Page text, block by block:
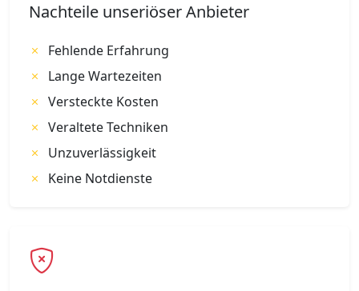
Nachteile unseriöser Anbieter
Fehlende Erfahrung
Lange Wartezeiten
Versteckte Kosten
Veraltete Techniken
Unzuverlässigkeit
Keine Notdienste